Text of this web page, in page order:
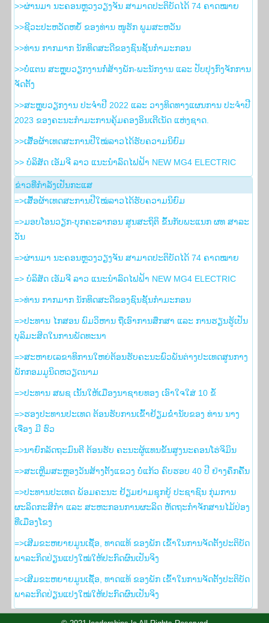
>>ຜ່ານມາ ນະຄອນຫຼວງວຽງຈັນ ສາມາດປະຕິບັດໄດ້ 74 ຄາດໝາຍ
>>ຊີວະປະຫວັດຫຍໍ້ ຂອງທ່ານ ໜູຮັກ ພູມສະຫວັນ
>>ທ່ານ ກາກມາກ ນັກທິດສະດີຂອງຊົນຊັ້ນກຳມະກອນ
>>ບໍ່ແຕນ ສະຫຼຸບວຽກງານກໍ່ສ້າງພັກ-ພະນັກງານ ແລະ ປັບປຸງກົງຈັກການ
ຈັດຕັ້ງ
>>ສະຫຼຸບວຽກງານ ປະຈໍາປີ 2022 ແລະ ວາງທິດທາງແຜນການ ປະຈໍາປີ
2023 ຂອງຄະນະກໍາມະການຄຸ້ມຄອງອິນເຕີເນັດ ແຫ່ງຊາດ.
>>ເສື້ອຜ້າເທດສະການປີໃໝ່ລາວໄດ້ຮັບຄວາມນິຍົມ
>> ບໍລິສັດ ເອັມຈີ ລາວ ແນະນຳລົດໄຟຟ້າ NEW MG4 ELECTRIC
ຂ່າວ​ທີ່​ກຳ​ລັງ​ເປັນ​ກະ​ແສ
=>ເສື້ອຜ້າເທດສະການປີໃໝ່ລາວໄດ້ຮັບຄວາມນິຍົມ
=>ມອບໂອນວຽກ-ບຸກຄະລາກອນ ສູນສະຖິຕິ ຂຶ້ນກັບພະແນກ ຜທ ສາລະ
ວັນ
=>ຜ່ານມາ ນະຄອນຫຼວງວຽງຈັນ ສາມາດປະຕິບັດໄດ້ 74 ຄາດໝາຍ
=> ບໍລິສັດ ເອັມຈີ ລາວ ແນະນຳລົດໄຟຟ້າ NEW MG4 ELECTRIC
=>ທ່ານ ກາກມາກ ນັກທິດສະດີຂອງຊົນຊັ້ນກຳມະກອນ
=>ປະທານ ໄກສອນ ພົມວິຫານ ຖືເອົາການສຶກສາ ແລະ ການຮຽນຮູ້ເປັນ
ບຸລິມະສິດໃນການພັດທະນາ
=>ສະຫາຍເລຂາທິການໃຫຍ່ຕ້ອນຮັບຄະນະພົວພັນຕ່າງປະເທດສູນກາງ
ພັກກອມມູນິດຫວຽດນາມ
=>ປະທານ ສພຊ ເນັ້ນໃຫ້ເມືອງນາຊາຍທອງ ເອົາໃຈໃສ່ 10 ຂໍ້
=>ຮອງ​ປະທານ​ປະເທດ ຕ້ອນຮັບ​ການ​ເຂົ້າ​ຢ້ຽມ​ຂ່ຳນັບ​ຂອງ ທ່ານ ນາງ
ເຈືອງ ມີ ຮົວ
=>ນາຍົກລັດຖະມົນຕີ ຕ້ອນຮັບ ຄະນະຜູ້ແທນຂັ້ນສູງນະຄອນໂຮ່ຈິມິນ
=>ສະເຫຼີມສະຫຼອງວັນສ້າງຕັ້ງແຂວງ ບໍ່ແກ້ວ ຄົບຮອບ 40 ປີ ຢ່າງຄຶກຄື້ນ
=>ປະທານປະເທດ ພ້ອມຄະນະ ຢ້ຽມຢາມຊຸກຍູ້ ປະຊາຊົນ ກຸ່ມການ
ຜະລິດກະສິກຳ ແລະ ສະຫະກອນການຜະລິດ ຫັດຖະກຳຈັກສານໄມ້ປ່ອງ
ທີ່ເມືອງໂຂງ
=>ເສີມຂະຫຍາຍມູນເຊື້ອ, ທາດແທ້ ຂອງພັກ ເຂົ້າໃນການຈັດຕັ້ງປະຕິບັດ
ພາລະກິດປ່ຽນແປງໃໝ່ໃຫ້ປະກົດຜົນເປັນຈິງ
=>ເສີມຂະຫຍາຍມູນເຊື້ອ, ທາດແທ້ ຂອງພັກ ເຂົ້າໃນການຈັດຕັ້ງປະຕິບັດ
ພາລະກິດປ່ຽນແປງໃໝ່ໃຫ້ປະກົດຜົນເປັນຈິງ